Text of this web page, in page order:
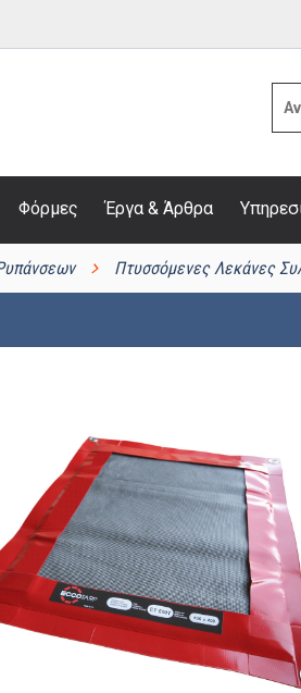
Φόρμες Έργα & Άρθρα
Πτυσσόμενες Λεκάνες